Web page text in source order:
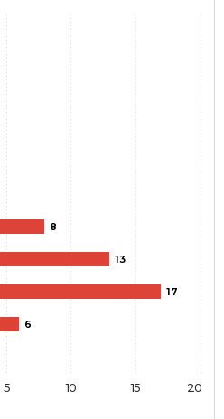
8
13
17
6
5 10 15 20